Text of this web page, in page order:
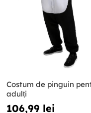
Costum de pinguin
adulți
106,99 lei